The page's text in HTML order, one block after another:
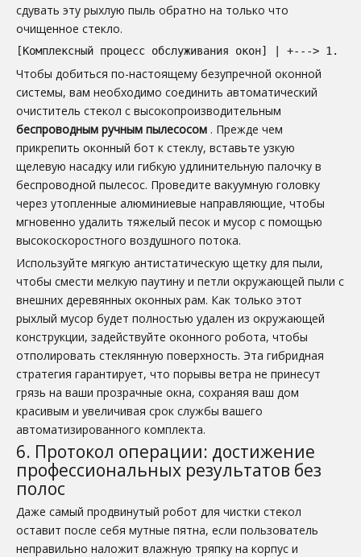
сдувать эту рыхлую пыль обратно на только что
очищенное стекло.
[Комплексный процесс обслуживания окон] | +---> 1.
Чтобы добиться по-настоящему безупречной оконной
системы, вам необходимо соединить автоматический
очиститель стекол с высокопроизводительным
беспроводным ручным пылесосом . Прежде чем
прикрепить оконный бот к стеклу, вставьте узкую
щелевую насадку или гибкую удлинительную палочку в
беспроводной пылесос. Проведите вакуумную головку
через утопленные алюминиевые направляющие, чтобы
мгновенно удалить тяжелый песок и мусор с помощью
высокоскоростного воздушного потока.
Используйте мягкую антистатическую щетку для пыли,
чтобы смести мелкую паутину и петли окружающей пыли с
внешних деревянных оконных рам. Как только этот
рыхлый мусор будет полностью удален из окружающей
конструкции, задействуйте оконного робота, чтобы
отполировать стеклянную поверхность. Эта гибридная
стратегия гарантирует, что порывы ветра не принесут
грязь на ваши прозрачные окна, сохраняя ваш дом
красивым и увеличивая срок службы вашего
автоматизированного комплекта.
6. Протокол операции: достижение
профессиональных результатов без
полос
Даже самый продвинутый робот для чистки стекол
оставит после себя мутные пятна, если пользователь
неправильно наложит влажную тряпку на корпус и